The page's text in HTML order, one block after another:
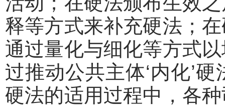
释等方式来补充硬法；
通过量化与细化等方式
过推动公共主体‘内化’
硬法的适用过程中，各